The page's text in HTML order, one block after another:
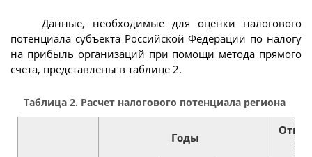
Данные, необходимые для оценки налогового
потенциала субъекта Российской Федерации по налогу
на прибыль организаций при помощи метода прямого
счета, представлены в таблице 2.
Таблица 2. Расчет налогового потенциала региона
Годы